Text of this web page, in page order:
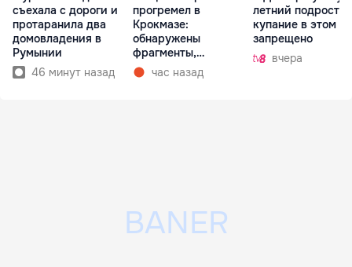
съехала с дороги и
протаранила два
домовладения в
Румынии
46 минут назад
прогремел в
Крокмазе:
обнаружены
фрагменты,
предположительно,
дрона
час назад
летний
купание в этом
запрещено
вчера